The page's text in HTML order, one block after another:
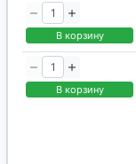
В корзину
В корзину